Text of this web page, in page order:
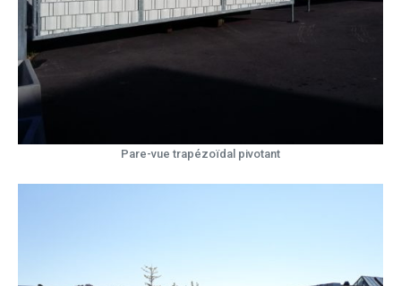
Pare-vue trapézoïdal pivotant